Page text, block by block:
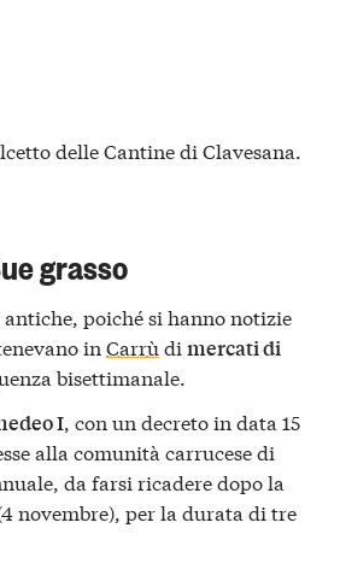
delle Cantine di Clavesana.
grasso
poiché si hanno notizie
in Carrù di mercati di
bisettimanale.
I, con un decreto in data 15
alla comunità carrucese di
da farsi ricadere dopo la
novembre), per la durata di tre